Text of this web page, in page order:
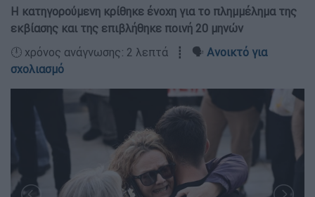
Η κατηγορούμενη κρίθηκε ένοχη για το πλημμέλημα της
εκβίασης και της επιβλήθηκε ποινή 20 μηνών
🕛 χρόνος ανάγνωσης: 2 λεπτά ┋ 🗣️ Ανοικτό για
σχολιασμό